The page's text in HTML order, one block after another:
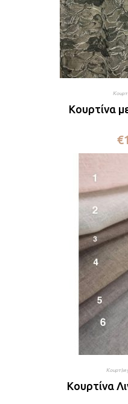
Κουρτίνα
€
Κουρτίνες
Κουρτίνα